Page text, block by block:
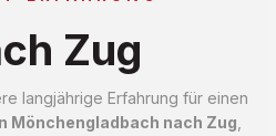
Zug
langjährige Erfahrung für einen
Mönchengladbach nach Zug